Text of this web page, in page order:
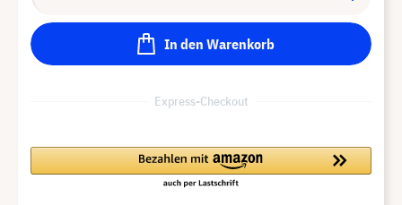
In den Warenkorb
Express-Checkout